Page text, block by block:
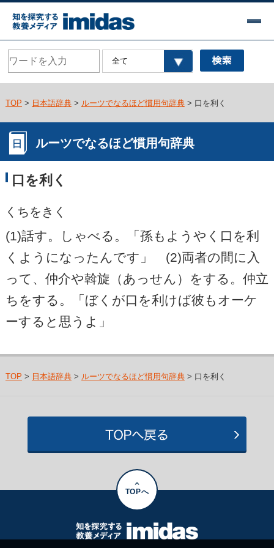
TOP > 日本語辞典> ルーツでなるほど慣用句辞典> 口を利く
ルーツでなるほど慣用句辞典
口を利く
くちをきく
(1)話す。しゃべる。「孫もようやく口を利
くようになったんです」 (2)両者の間に入
って、仲介や斡旋（あっせん）をする。仲立
ちをする。「ぼくが口を利けば彼もオーケ
ーすると思うよ」
TOP > 日本語辞典> ルーツでなるほど慣用句辞典> 口を利く
TOPへ